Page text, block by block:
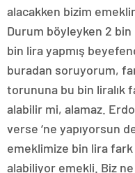
alacakken bizim
Durum böyleyken 2
bin lira yapmış
buradan soruyorum,
torununa bu bin liralık
alabilir mi, alamaz.
verse ‘ne yapıyorsun
emeklimize bin lira
alabiliyor emekli. Biz